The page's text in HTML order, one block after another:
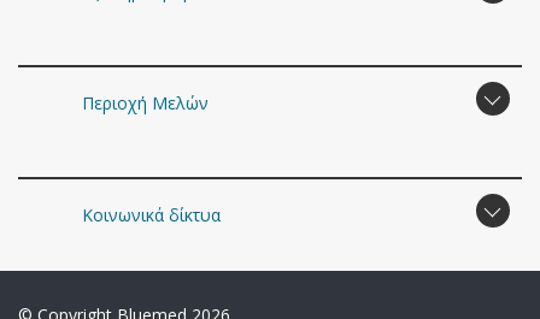
Περιοχή Mελών
Κοινωνικά δίκτυα
© Copyright Bluemed 2026